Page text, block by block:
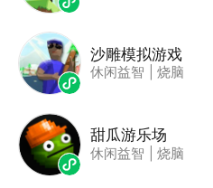
沙雕模拟游戏
休闲益智 烧脑
甜瓜游乐场
休闲益智 烧脑